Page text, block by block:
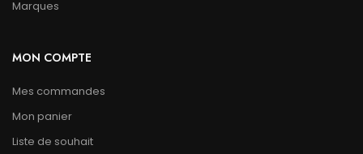
Marques
MON COMPTE
Mes commandes
Mon panier
Liste de souhait